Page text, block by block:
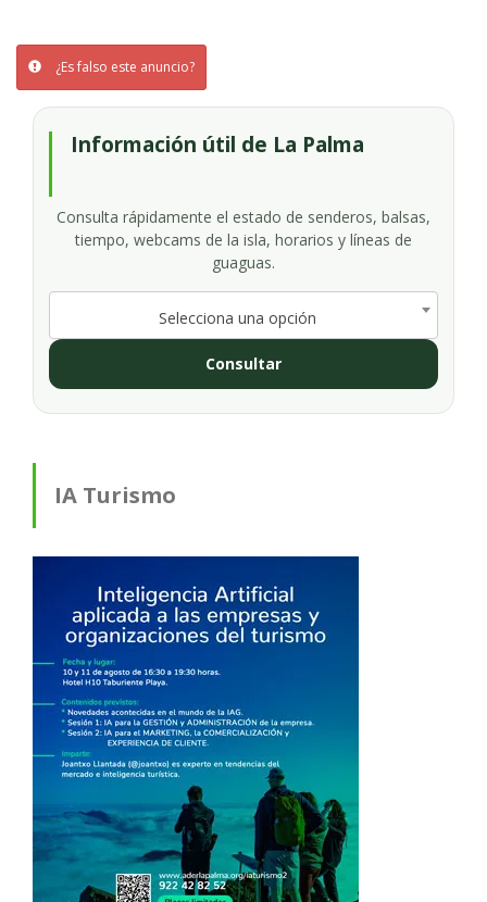
¿Es falso este anuncio?
Información útil de La Palma
Consulta rápidamente el estado de senderos, balsas,
tiempo, webcams de la isla, horarios y líneas de
guaguas.
Selecciona una opción
Consultar
IA Turismo